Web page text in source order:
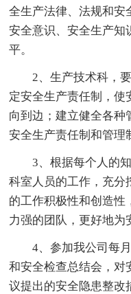
全生产法律、法规和安
安全意识、安全生产知
平。
2、生产技术科，
定安全生产责任制，使
向到边；建立健全各种
安全生产责任制和管理
3、根据每个人的
科室人员的工作，充分
的工作积极性和创造性
力强的团队，更好地为
4、参加我公司每
和安全检查总结会，对
议提出的安全隐患整改